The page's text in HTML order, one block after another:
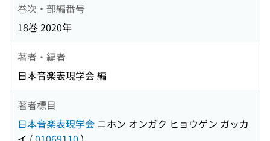
巻次・部編番号
18巻 2020年
著者・編者
日本音楽表現学会 編
著者標目
日本音楽表現学会 ニホン オンガク ヒョウゲン ガッカ